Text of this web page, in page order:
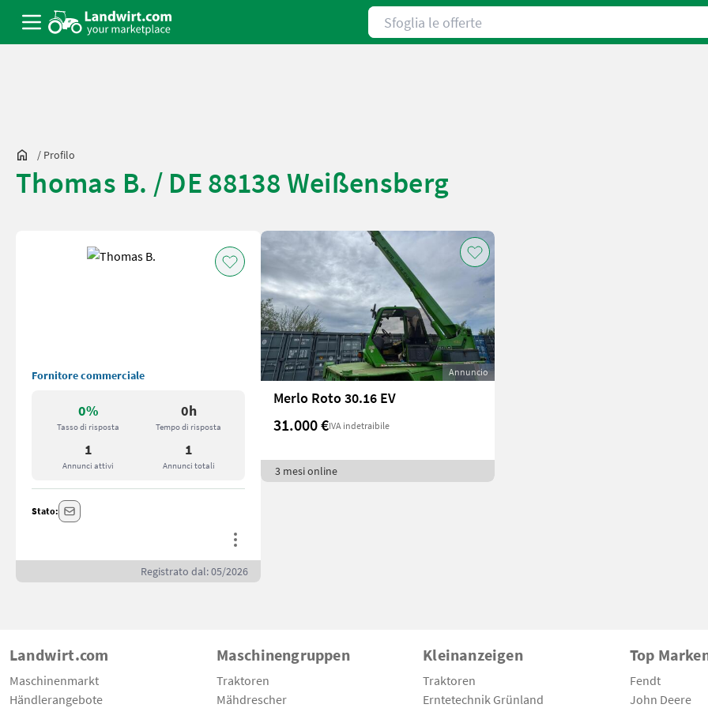
Sfoglia le offerte
/ Profilo
Thomas B. / DE 88138 Weißensberg
Fornitore commerciale
0%
Tasso di risposta
0h
Tempo di risposta
1
Annunci attivi
1
Annunci totali
Stato:
Registrato dal: 05/2026
Annuncio
Merlo Roto 30.16 EV
31.000 €IVA indetraibile
3 mesi online
Landwirt.com
Maschinenmarkt
Händlerangebote
Maschinengruppen
Traktoren
Mähdrescher
Kleinanzeigen
Traktoren
Erntetechnik Grünland
Top
Fendt
John Deere